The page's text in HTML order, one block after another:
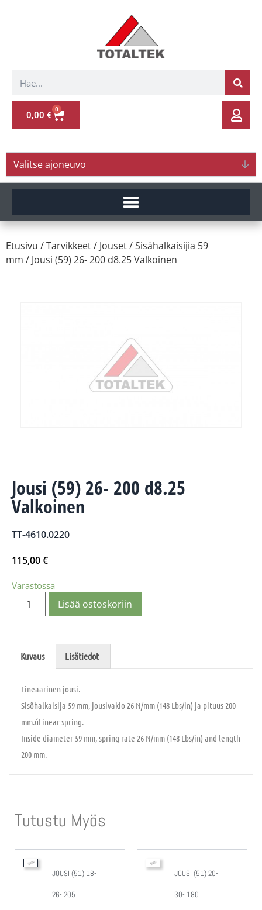
0,00 €
0
Valitse ajoneuvo
Etusivu /Tarvikkeet/ Jouset/Sisähalkaisijia 59
mm / Jousi (59) 26- 200 d8.25 Valkoinen
Jousi (59) 26- 200 d8.25
Valkoinen
TT-4610.0220
115,00€
Varastossa
Lisää ostoskoriin
Kuvaus Lisätiedot
Lineaarinen jousi.
Sisõhalkaisija 59 mm, jousivakio 26 N/mm (148 Lbs/in) ja pituus 200
mm.úLinear spring.
Inside diameter 59 mm, spring rate 26 N/mm (148 Lbs/in) and length
200 mm.
Tutustu Myös
JOUSI (51) 18-
26- 205
JOUSI (51) 20-
30- 180